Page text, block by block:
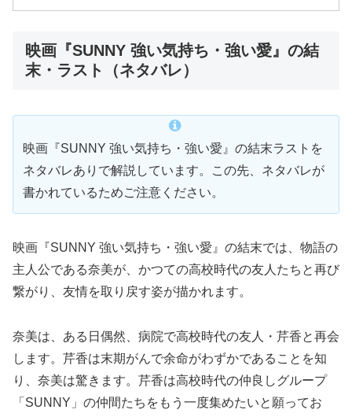
映画『SUNNY 強い気持ち・強い愛』の結
末・ラスト（ネタバレ）
映画『SUNNY 強い気持ち・強い愛』の結末ラストを
ネタバレありで解説しています。この先、ネタバレが
書かれているためご注意ください。
映画『SUNNY 強い気持ち・強い愛』の結末では、物語の
主人公である奈美が、かつての高校時代の友人たちと再び
繋がり、友情を取り戻す姿が描かれます。
奈美は、ある日偶然、病院で高校時代の友人・芹香と再会
します。芹香は末期がんで余命がわずかであることを知
り、奈美は驚きます。芹香は高校時代の仲良しグループ
「SUNNY」の仲間たちをもう一度集めたいと願ってお